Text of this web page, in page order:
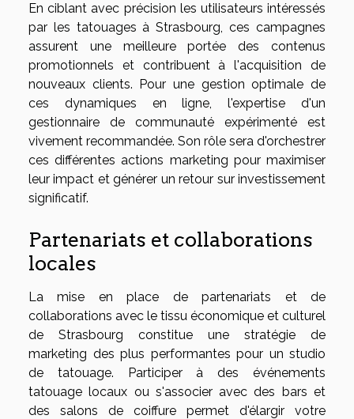
En ciblant avec précision les utilisateurs intéressés
par les tatouages à Strasbourg, ces campagnes
assurent une meilleure portée des contenus
promotionnels et contribuent à l'acquisition de
nouveaux clients. Pour une gestion optimale de
ces dynamiques en ligne, l'expertise d'un
gestionnaire de communauté expérimenté est
vivement recommandée. Son rôle sera d'orchestrer
ces différentes actions marketing pour maximiser
leur impact et générer un retour sur investissement
significatif.
Partenariats et collaborations
locales
La mise en place de partenariats et de
collaborations avec le tissu économique et culturel
de Strasbourg constitue une stratégie de
marketing des plus performantes pour un studio
de tatouage. Participer à des événements
tatouage locaux ou s'associer avec des bars et
des salons de coiffure permet d'élargir votre